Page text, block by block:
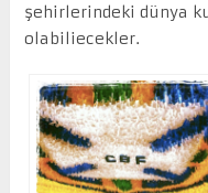
şehirlerindeki dünya
olabiliecekler.